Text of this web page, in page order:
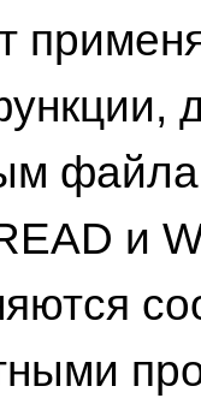
и